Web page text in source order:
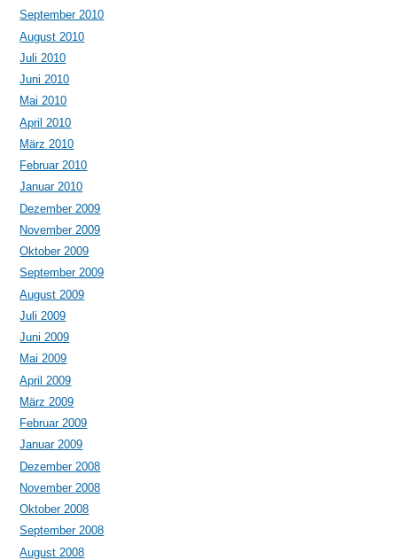
September 2010
August 2010
Juli 2010
Juni 2010
Mai 2010
April 2010
März 2010
Februar 2010
Januar 2010
Dezember 2009
November 2009
Oktober 2009
September 2009
August 2009
Juli 2009
Juni 2009
Mai 2009
April 2009
März 2009
Februar 2009
Januar 2009
Dezember 2008
November 2008
Oktober 2008
September 2008
August 2008